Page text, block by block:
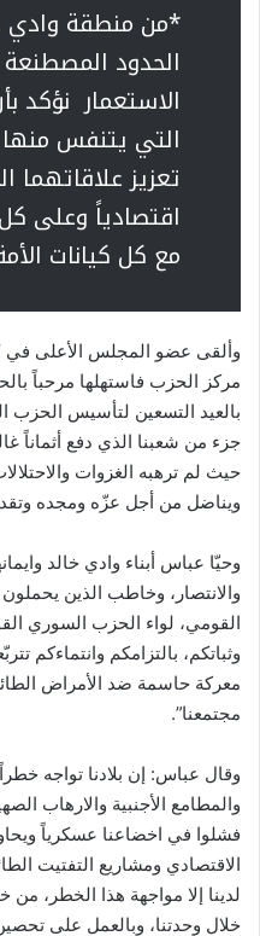
*من منطقة وادي
الحدود
الاستعمار نؤكد
التي يتنفس
تعزيز علاقاتهما
اقتصادياً وعلى
مع كل كيانات
وألقى عضو المجلس الأعلى في
مركز الحزب فاستهلها مرحباً
بالعيد التسعين لتأسيس الحزب
جزء من شعبنا الذي دفع أثماناً
حيث لم ترهبه الغزوات
ويناضل من أجل عزّه ومجده
وحيّا عباس أبناء وادي خالد
والانتصار، وخاطب الذين يحملون
القومي، لواء الحزب السوري
وثباتكم، بالتزامكم
معركة حاسمة ضد الأمراض
مجتمعنا”.
وقال عباس: إن بلادنا تواجه خطراً
والمطامع الأجنبية والارهاب
فشلوا في اخضاعنا عسكرياً
الاقتصادي ومشاريع التفتيت
لدينا إلا مواجهة هذا الخطر، من
خلال وحدتنا، وبالعمل على